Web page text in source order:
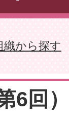
織から探す
6回